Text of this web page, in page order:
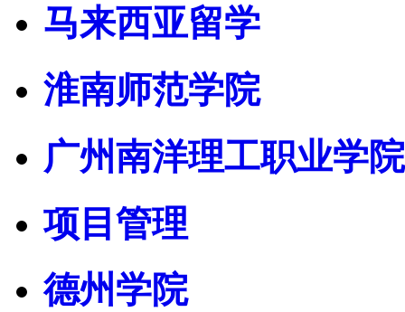
马来西亚留学
淮南师范学院
广州南洋理工职业学院
项目管理
德州学院